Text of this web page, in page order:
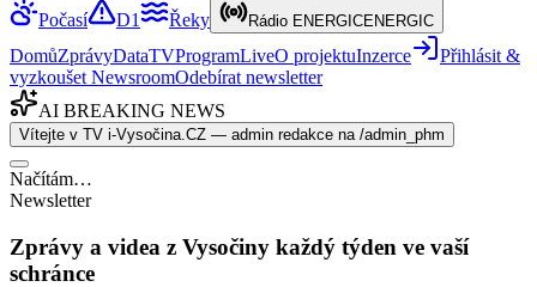
Počasí
D1 Řeky Rádio ENERGICENERGIC
DomůZprávyDataTVProgramLiveO projektuInzerce
Přihlásit &
vyzkoušet NewsroomOdebírat newsletter
AI BREAKING NEWS
Vítejte v TV i-Vysočina.CZ — admin redakce na /admin_phm
Načítám…
Newsletter
Zprávy a videa z Vysočiny každý týden ve vaší
schránce